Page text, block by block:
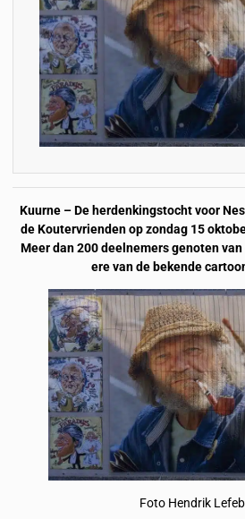
Kuurne – De herdenkingstocht voor
de Koutervrienden op zondag 15
Meer dan 200 deelnemers genoten
ere van de bekende
Foto Hendrik